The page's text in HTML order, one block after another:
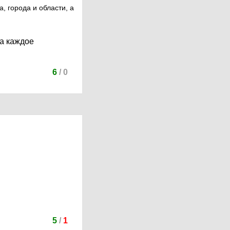
города и области, а
каждое
6/ 0
5/ 1